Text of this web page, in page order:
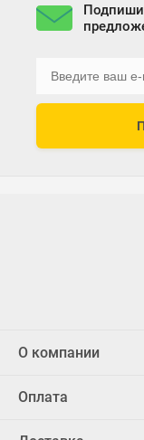
О компании
Оплата